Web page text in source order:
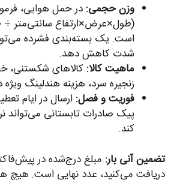
وزن حجمی: در حمل هوایی،
است. یک بسته‌بندی فشرده
شدت کاهش دهد.
ماهیت کالا: کالاهای شکستنی،
زنجیره سرد، هزینه هندلینگ ویژه
فوریت و فصل: ارسال در ایام
پیک صادرات تابستانی می‌تواند
کند.
تضمین آنی بار: مبلغ درج‌شده در
دریافت می‌کنید، عدد نهایی است. هیچ